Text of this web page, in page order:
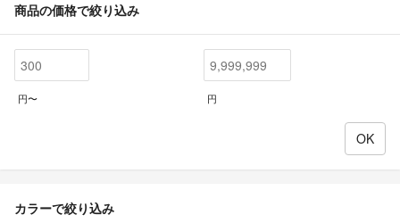
商品の価格で絞り込み
円〜 円
カラーで絞り込み